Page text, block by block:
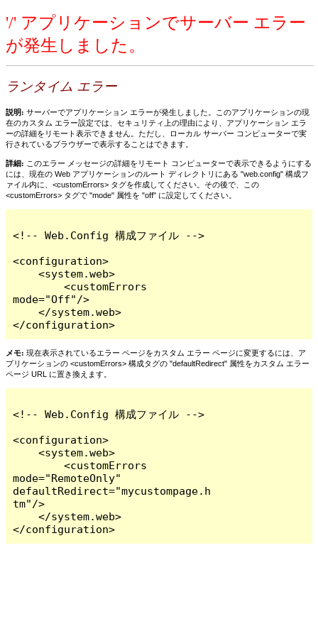
'/' アプリケーションでサーバー エラー
が発生しました。
ランタイム エラー
説明: サーバーでアプリケーション エラーが発生しました。このアプリケーションの現
在のカスタム エラー設定では、セキュリティ上の理由により、アプリケーション エラ
ーの詳細をリモート表示できません。ただし、ローカル サーバー コンピューターで実
行されているブラウザーで表示することはできます。
詳細: このエラー メッセージの詳細をリモート コンピューターで表示できるようにする
には、現在の Web アプリケーションのルート ディレクトリにある "web.config" 構成フ
ァイル内に、<customErrors> タグを作成してください。その後で、この
<customErrors> タグで "mode" 属性を "off" に設定してください。
<!-- Web.Config 構成ファイル -->
<configuration>
    <system.web>
        <customErrors
mode="Off"/>
    </system.web>
</configuration>
メモ: 現在表示されているエラー ページをカスタム エラー ページに変更するには、ア
プリケーションの <customErrors> 構成タグの "defaultRedirect" 属性をカスタム エラー
ページ URL に置き換えます。
<!-- Web.Config 構成ファイル -->
<configuration>
    <system.web>
        <customErrors
mode="RemoteOnly"
defaultRedirect="mycustompage.h
tm"/>
    </system.web>
</configuration>